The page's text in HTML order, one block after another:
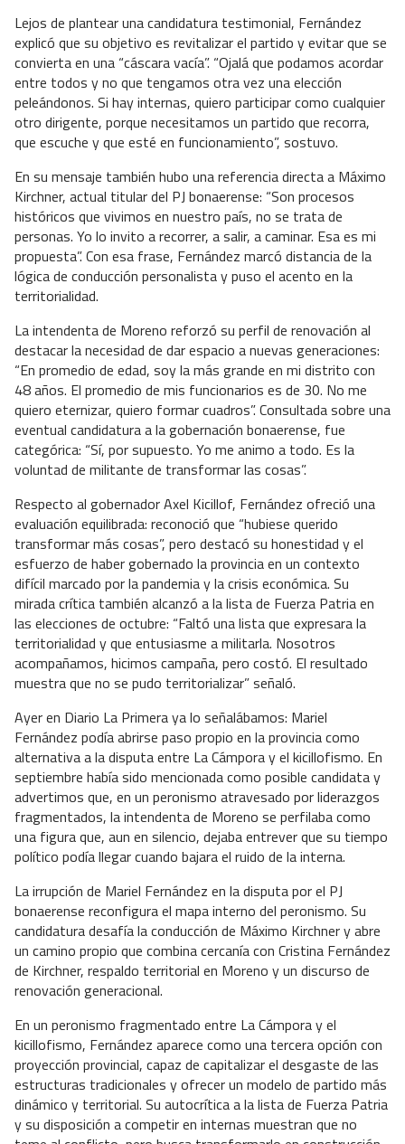
Lejos de plantear una candidatura testimonial, Fernández
explicó que su objetivo es revitalizar el partido y evitar que se
convierta en una “cáscara vacía”. “Ojalá que podamos acordar
entre todos y no que tengamos otra vez una elección
peleándonos. Si hay internas, quiero participar como cualquier
otro dirigente, porque necesitamos un partido que recorra,
que escuche y que esté en funcionamiento”, sostuvo.
En su mensaje también hubo una referencia directa a Máximo
Kirchner, actual titular del PJ bonaerense: “Son procesos
históricos que vivimos en nuestro país, no se trata de
personas. Yo lo invito a recorrer, a salir, a caminar. Esa es mi
propuesta”. Con esa frase, Fernández marcó distancia de la
lógica de conducción personalista y puso el acento en la
territorialidad.
La intendenta de Moreno reforzó su perfil de renovación al
destacar la necesidad de dar espacio a nuevas generaciones:
“En promedio de edad, soy la más grande en mi distrito con
48 años. El promedio de mis funcionarios es de 30. No me
quiero eternizar, quiero formar cuadros”. Consultada sobre una
eventual candidatura a la gobernación bonaerense, fue
categórica: “Sí, por supuesto. Yo me animo a todo. Es la
voluntad de militante de transformar las cosas”.
Respecto al gobernador Axel Kicillof, Fernández ofreció una
evaluación equilibrada: reconoció que “hubiese querido
transformar más cosas”, pero destacó su honestidad y el
esfuerzo de haber gobernado la provincia en un contexto
difícil marcado por la pandemia y la crisis económica. Su
mirada crítica también alcanzó a la lista de Fuerza Patria en
las elecciones de octubre: “Faltó una lista que expresara la
territorialidad y que entusiasme a militarla. Nosotros
acompañamos, hicimos campaña, pero costó. El resultado
muestra que no se pudo territorializar” señaló.
Ayer en Diario La Primera ya lo señalábamos: Mariel
Fernández podía abrirse paso propio en la provincia como
alternativa a la disputa entre La Cámpora y el kicillofismo. En
septiembre había sido mencionada como posible candidata y
advertimos que, en un peronismo atravesado por liderazgos
fragmentados, la intendenta de Moreno se perfilaba como
una figura que, aun en silencio, dejaba entrever que su tiempo
político podía llegar cuando bajara el ruido de la interna.
La irrupción de Mariel Fernández en la disputa por el PJ
bonaerense reconfigura el mapa interno del peronismo. Su
candidatura desafía la conducción de Máximo Kirchner y abre
un camino propio que combina cercanía con Cristina Fernández
de Kirchner, respaldo territorial en Moreno y un discurso de
renovación generacional.
En un peronismo fragmentado entre La Cámpora y el
kicillofismo, Fernández aparece como una tercera opción con
proyección provincial, capaz de capitalizar el desgaste de las
estructuras tradicionales y ofrecer un modelo de partido más
dinámico y territorial. Su autocrítica a la lista de Fuerza Patria
y su disposición a competir en internas muestran que no